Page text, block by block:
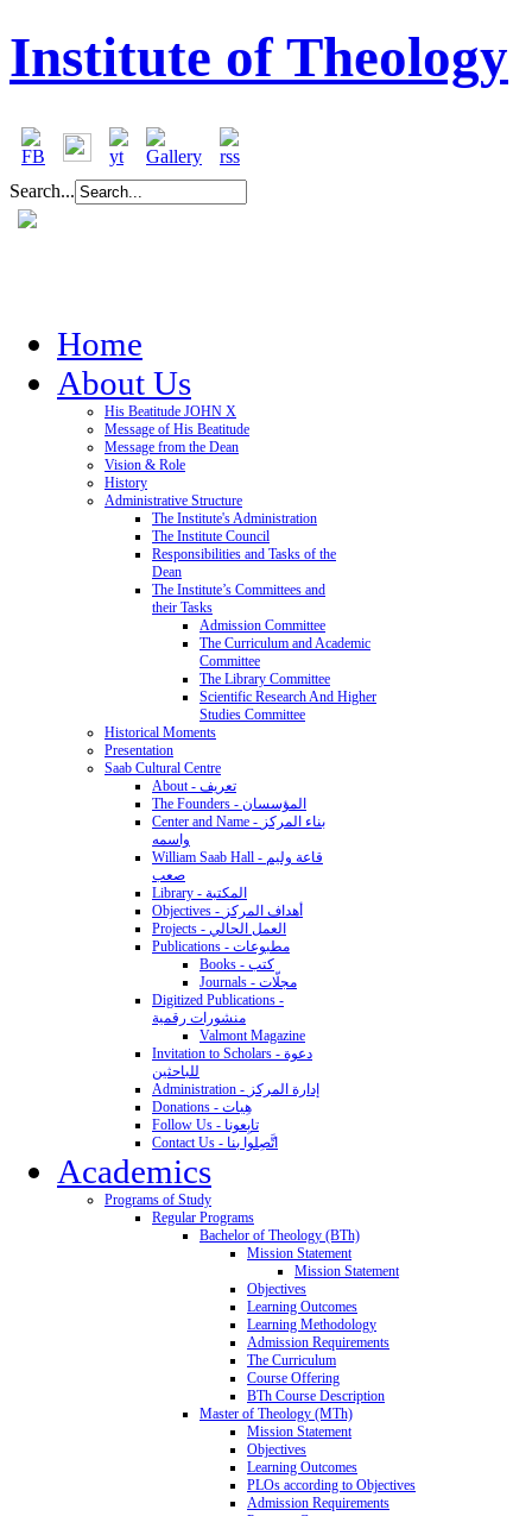
Institute of Theology
Search...
Home
About Us
His Beatitude JOHN X
Message of His Beatitude
Message from the Dean
Vision & Role
History
Administrative Structure
The Institute's Administration
The Institute Council
Responsibilities and Tasks of the
Dean
The Institute’s Committees and
their Tasks
Admission Committee
The Curriculum and Academic
Committee
The Library Committee
Scientific Research And Higher
Studies Committee
Historical Moments
Presentation
Saab Cultural Centre
About - تعريف
The Founders - المؤسسان
Center and Name - بناء المركز
واسمه
William Saab Hall - قاعة وليم
صعب
Library - المكتبة
Objectives - أهداف المركز
Projects - العمل الحالي
Publications - مطبوعات
Books - كتب
Journals - مجلّات
Digitized Publications -
منشورات رقمية
Valmont Magazine
Invitation to Scholars - دعوة
للباحثين
Administration - إدارة المركز
Donations - هِبات
Follow Us - تابِعونا
Contact Us - اتَّصِلوا بنا
Academics
Programs of Study
Regular Programs
Bachelor of Theology (BTh)
Mission Statement
Mission Statement
Objectives
Learning Outcomes
Learning Methodology
Admission Requirements
The Curriculum
Course Offering
BTh Course Description
Master of Theology (MTh)
Mission Statement
Objectives
Learning Outcomes
PLOs according to Objectives
Admission Requirements